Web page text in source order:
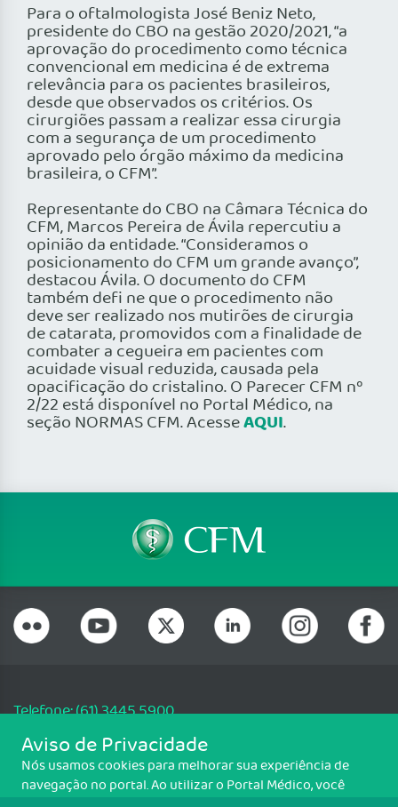
Para o oftalmologista José Beniz Neto,
presidente do CBO na gestão 2020/2021, “a
aprovação do procedimento como técnica
convencional em medicina é de extrema
relevância para os pacientes brasileiros,
desde que observados os critérios. Os
cirurgiões passam a realizar essa cirurgia
com a segurança de um procedimento
aprovado pelo órgão máximo da medicina
brasileira, o CFM”.
Representante do CBO na Câmara Técnica do
CFM, Marcos Pereira de Ávila repercutiu a
opinião da entidade. “Consideramos o
posicionamento do CFM um grande avanço”,
destacou Ávila. O documento do CFM
também defi ne que o procedimento não
deve ser realizado nos mutirões de cirurgia
de catarata, promovidos com a finalidade de
combater a cegueira em pacientes com
acuidade visual reduzida, causada pela
opacificação do cristalino. O Parecer CFM nº
2/22 está disponível no Portal Médico, na
seção NORMAS CFM. AcesseAQUI.
Telefone: (61) 3445 5900
Email: cfm@portalmedico.org.br
SGAS 616, Conjunto D, Lote 115, L2 Sul, Brasília/DF - CEP: 70200-760 -
CNPJ: 33.583.550/0001-30
Aviso de Privacidade
Nós usamos cookies para melhorar sua experiência de
navegação no portal. Ao utilizar o Portal Médico, você